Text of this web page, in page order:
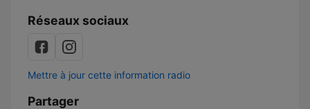
Réseaux sociaux
Mettre à jour cette information radio
Partager